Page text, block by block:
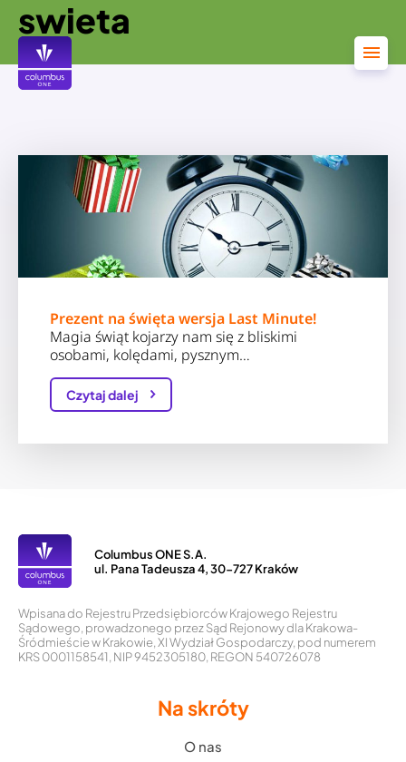
treści
swieta
Prezent na święta wersja Last Minute!
Magia świąt kojarzy nam się z bliskimi
osobami, kolędami, pysznym…
Czytaj dalej
Columbus ONE S.A.
ul. Pana Tadeusza 4, 30-727 Kraków
Wpisana do Rejestru Przedsiębiorców Krajowego Rejestru
Sądowego, prowadzonego przez Sąd Rejonowy dla Krakowa-
Śródmieście w Krakowie, XI Wydział Gospodarczy, pod numerem
KRS 0001158541, NIP 9452305180, REGON 540726078
Na skróty
O nas